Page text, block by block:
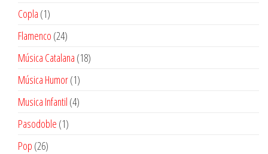
Copla 11
producto
Flamenco 2424
productos
Música Catalana 1818
Música Humor 11
producto
Musica Infantil 44
Pasodoble 11
Pop 2626